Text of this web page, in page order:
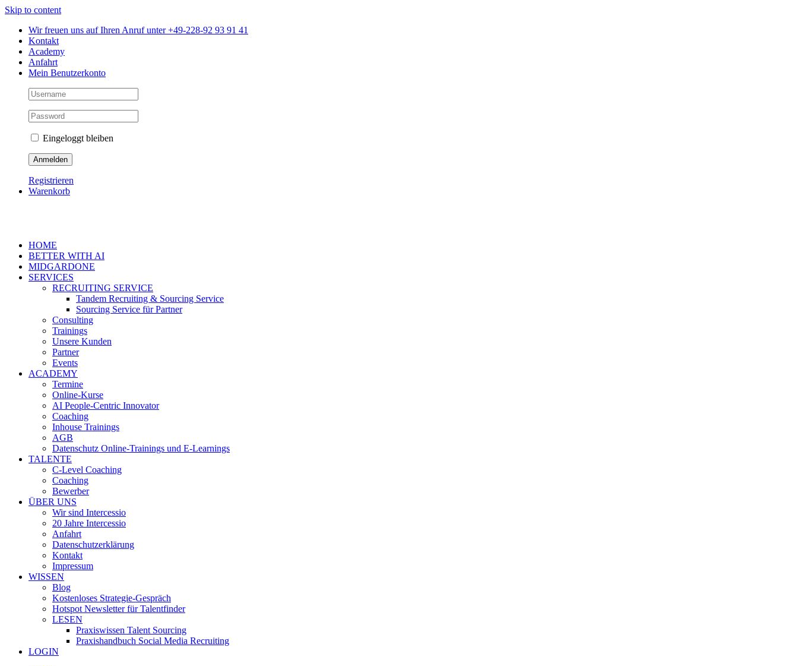
Skip to content
Wir freuen uns auf Ihren Anruf unter +49-228-92 93 91 41
Kontakt
Academy
Anfahrt
Mein Benutzerkonto
Eingeloggt bleiben
Registrieren
Warenkorb
HOME
BETTER WITH AI
MIDGARDONE
SERVICES
RECRUITING SERVICE
Tandem Recruiting & Sourcing Service
Sourcing Service für Partner
Consulting
Trainings
Unsere Kunden
Partner
Events
ACADEMY
Termine
Online-Kurse
AI People-Centric Innovator
Coaching
Inhouse Trainings
AGB
Datenschutz Online-Trainings und E-Learnings
TALENTE
C-Level Coaching
Coaching
Bewerber
ÜBER UNS
Wir sind Intercessio
20 Jahre Intercessio
Anfahrt
Datenschutzerklärung
Kontakt
Impressum
WISSEN
Blog
Kostenloses Strategie-Gespräch
Hotspot Newsletter für Talentfinder
LESEN
Praxiswissen Talent Sourcing
Praxishandbuch Social Media Recruiting
LOGIN